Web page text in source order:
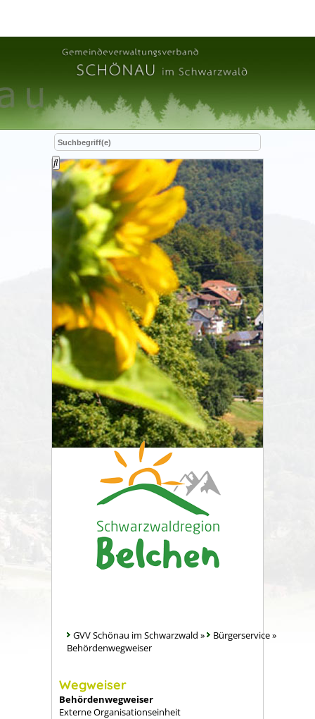
GVV Schönau im Schwarzwald » Bürgerservice»
Behördenwegweiser
Wegweiser
Behördenwegweiser
Externe Organisationseinheit